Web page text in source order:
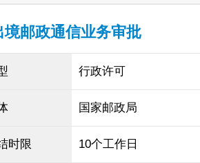
境邮政通信业务审批
行政许可
国家邮政局
时限 10个工作日